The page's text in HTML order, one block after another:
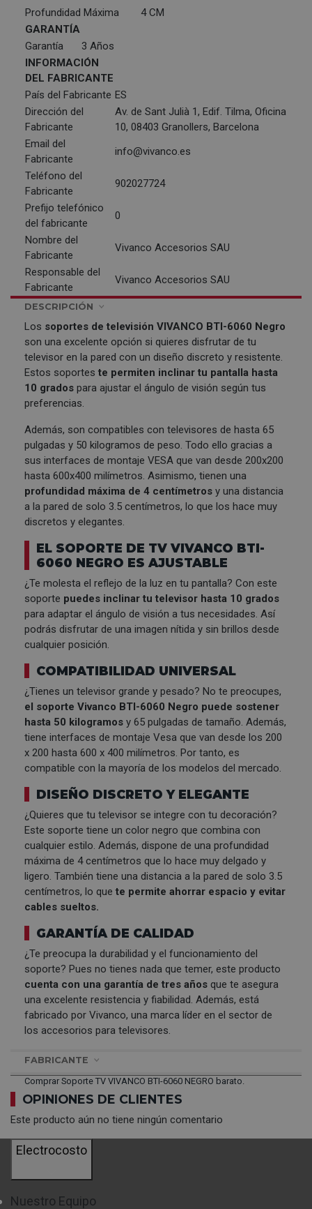
Profundidad Máxima
4 CM
GARANTÍA
Garantía
3 Años
INFORMACIÓN
DEL FABRICANTE
País del Fabricante ES
Dirección del
Fabricante
Av. de Sant Julià 1, Edif. Tilma, Oficina
10, 08403 Granollers, Barcelona
Email del
Fabricante
info@vivanco.es
Teléfono del
Fabricante
902027724
Prefijo telefónico
del fabricante
0
Nombre del
Fabricante
Vivanco Accesorios SAU
Responsable del
Fabricante
Vivanco Accesorios SAU
DESCRIPCIÓN
Los soportes de televisión VIVANCO BTI-6060 Negro
son una excelente opción si quieres disfrutar de tu
televisor en la pared con un diseño discreto y resistente.
Estos soportes te permiten inclinar tu pantalla hasta
10 grados para ajustar el ángulo de visión según tus
preferencias.
Además, son compatibles con televisores de hasta 65
pulgadas y 50 kilogramos de peso. Todo ello gracias a
sus interfaces de montaje VESA que van desde 200x200
hasta 600x400 milímetros. Asimismo, tienen una
profundidad máxima de 4 centímetros y una distancia
a la pared de solo 3.5 centímetros, lo que los hace muy
discretos y elegantes.
EL SOPORTE DE TV VIVANCO BTI-
6060 NEGRO ES AJUSTABLE
¿Te molesta el reflejo de la luz en tu pantalla? Con este
soporte puedes inclinar tu televisor hasta 10 grados
para adaptar el ángulo de visión a tus necesidades. Así
podrás disfrutar de una imagen nítida y sin brillos desde
cualquier posición.
COMPATIBILIDAD UNIVERSAL
¿Tienes un televisor grande y pesado? No te preocupes,
el soporte Vivanco BTI-6060 Negro puede sostener
hasta 50 kilogramos y 65 pulgadas de tamaño. Además,
tiene interfaces de montaje Vesa que van desde los 200
x 200 hasta 600 x 400 milímetros. Por tanto, es
compatible con la mayoría de los modelos del mercado.
DISEÑO DISCRETO Y ELEGANTE
¿Quieres que tu televisor se integre con tu decoración?
Este soporte tiene un color negro que combina con
cualquier estilo. Además, dispone de una profundidad
máxima de 4 centímetros que lo hace muy delgado y
ligero. También tiene una distancia a la pared de solo 3.5
centímetros, lo que te permite ahorrar espacio y evitar
cables sueltos.
GARANTÍA DE CALIDAD
¿Te preocupa la durabilidad y el funcionamiento del
soporte? Pues no tienes nada que temer, este producto
cuenta con una garantía de tres años que te asegura
una excelente resistencia y fiabilidad. Además, está
fabricado por Vivanco, una marca líder en el sector de
los accesorios para televisores.
FABRICANTE
Comprar Soporte TV VIVANCO BTI-6060 NEGRO barato.
OPINIONES DE CLIENTES
Este producto aún no tiene ningún comentario
Electrocosto
Nuestro Equipo